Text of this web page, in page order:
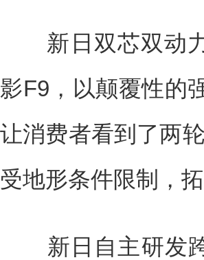
新日双芯双动力
影F9，以颠覆性的
让消费者看到了两
受地形条件限制，
新日自主研发跨